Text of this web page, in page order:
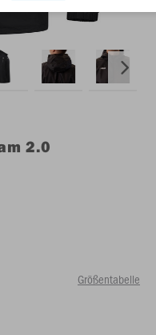
2.0
Größentabelle